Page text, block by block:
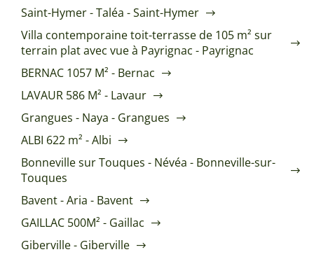
Saint-Hymer - Taléa - Saint-Hymer
Villa contemporaine toit-terrasse de 105 m² sur
terrain plat avec vue à Payrignac - Payrignac
BERNAC 1057 M² - Bernac
LAVAUR 586 M² - Lavaur
Grangues - Naya - Grangues
ALBI 622 m² - Albi
Bonneville sur Touques - Névéa - Bonneville-sur-
Touques
Bavent - Aria - Bavent
GAILLAC 500M² - Gaillac
Giberville - Giberville